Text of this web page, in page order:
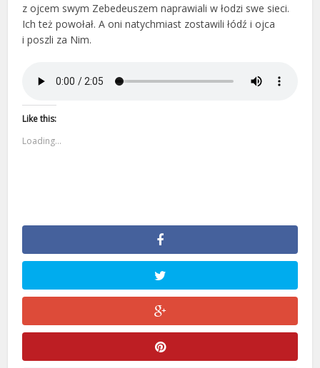
z ojcem swym Zebedeuszem naprawiali w łodzi swe sieci.
Ich też powołał. A oni natychmiast zostawili łódź i ojca
i poszli za Nim.
Like this:
Loading...